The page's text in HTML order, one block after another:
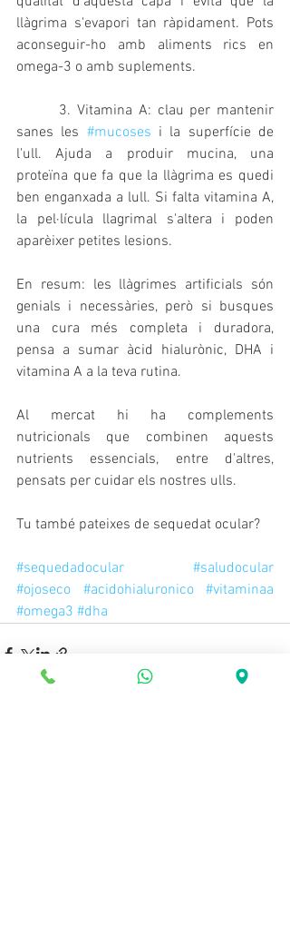
llàgrima s'evapori tan ràpidament. Pots
aconseguir-ho amb aliments rics en
omega-3 o amb suplements.
3. Vitamina A: clau per mantenir
sanes les #mucoses i la superfície de
l'ull. Ajuda a produir mucina, una
proteïna que fa que la llàgrima es quedi
ben enganxada a lull. Si falta vitamina A,
la pel·lícula llagrimal s'altera i poden
aparèixer petites lesions.
En resum: les llàgrimes artificials són
genials i necessàries, però si busques
una cura més completa i duradora,
pensa a sumar àcid hialurònic, DHA i
vitamina A a la teva rutina.
Al mercat hi ha complements
nutricionals que combinen aquests
nutrients essencials, entre d'altres,
pensats per cuidar els nostres ulls.
Tu també pateixes de sequedat ocular?
#sequedadocular
#saludocular
#ojoseco
#acidohialuronico
#vitaminaa
#omega3 #dha